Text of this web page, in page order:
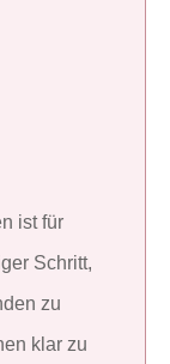
ist für
Schritt,
zu
klar zu